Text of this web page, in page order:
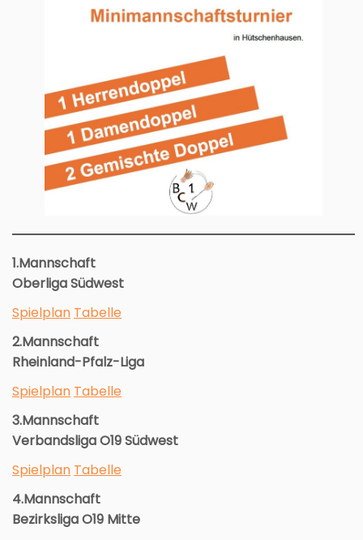
1.Mannschaft
Oberliga Südwest
Spielplan Tabelle
2.Mannschaft
Rheinland-Pfalz-Liga
Spielplan Tabelle
3.Mannschaft
Verbandsliga O19 Südwest
Spielplan Tabelle
4.Mannschaft
Bezirksliga O19 Mitte